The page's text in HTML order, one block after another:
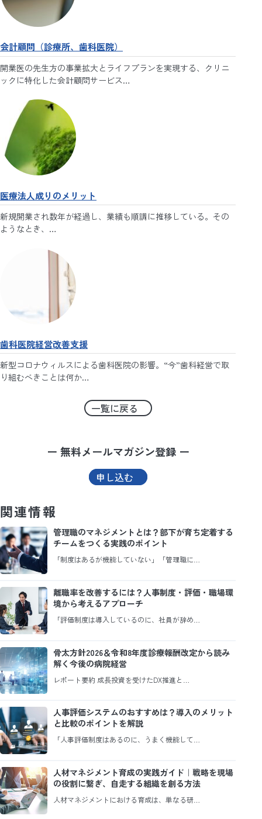
会計顧問（診療所、歯科医院）
開業医の先生方の事業拡大とライフプランを実現する、クリニ
ックに特化した会計顧問サービス…
医療法人成りのメリット
新規開業され数年が経過し、業績も順調に推移している。その
ようなとき、…
歯科医院経営改善支援
新型コロナウィルスによる歯科医院の影響。“今”歯科経営で取
り組むべきことは何か…
一覧に戻る
ー 無料メールマガジン登録 ー
申し込む
関連情報
管理職のマネジメントとは？部下が育ち定着する
チームをつくる実践のポイント
「制度はあるが機能していない」「管理職に…
離職率を改善するには？人事制度・評価・職場環
境から考えるアプローチ
「評価制度は導入しているのに、社員が辞め…
骨太方針2026＆令和8年度診療報酬改定から読み
解く今後の病院経営
レポート要約 成長投資を受けたDX推進と…
人事評価システムのおすすめは？導入のメリット
と比較のポイントを解説
「人事評価制度はあるのに、うまく機能して…
人材マネジメント育成の実践ガイド｜戦略を現場
の役割に繋ぎ、自走する組織を創る方法
人材マネジメントにおける育成は、単なる研…